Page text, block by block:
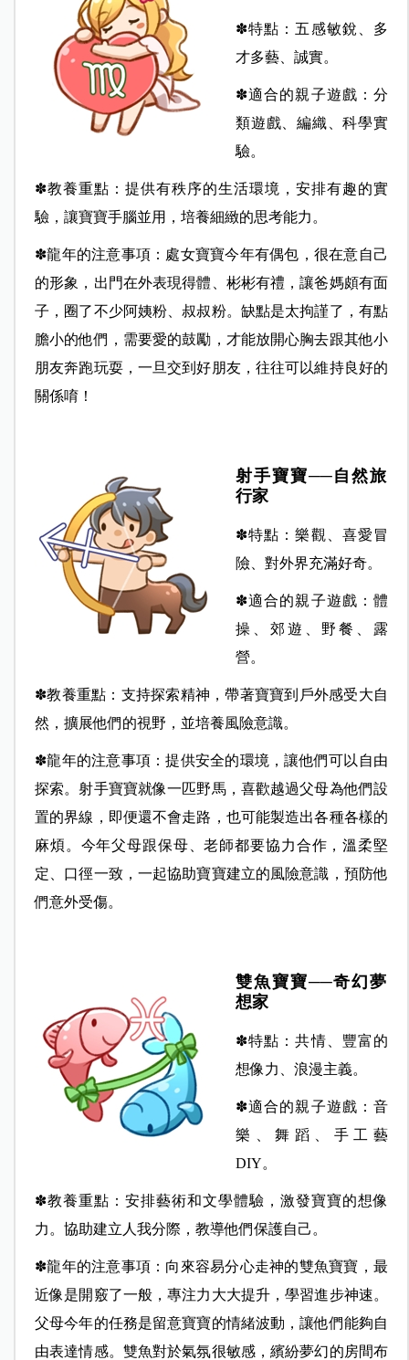
✽特點：五感敏銳、多
才多藝、誠實。
✽適合的親子遊戲：分
類遊戲、編織、科學實
驗。
✽教養重點：提供有秩序的生活環境，安排有趣的實
驗，讓寶寶手腦並用，培養細緻的思考能力。
✽龍年的注意事項：處女寶寶今年有偶包，很在意自己
的形象，出門在外表現得體、彬彬有禮，讓爸媽頗有面
子，圈了不少阿姨粉、叔叔粉。缺點是太拘謹了，有點
膽小的他們，需要愛的鼓勵，才能放開心胸去跟其他小
朋友奔跑玩耍，一旦交到好朋友，往往可以維持良好的
關係唷！
射手寶寶──自然旅
行家
✽特點：樂觀、喜愛冒
險、對外界充滿好奇。
✽適合的親子遊戲：體
操、郊遊、野餐、露
營。
✽教養重點：支持探索精神，帶著寶寶到戶外感受大自
然，擴展他們的視野，並培養風險意識。
✽龍年的注意事項：提供安全的環境，讓他們可以自由
探索。射手寶寶就像一匹野馬，喜歡越過父母為他們設
置的界線，即便還不會走路，也可能製造出各種各樣的
麻煩。今年父母跟保母、老師都要協力合作，溫柔堅
定、口徑一致，一起協助寶寶建立的風險意識，預防他
們意外受傷。
雙魚寶寶──奇幻夢
想家
✽特點：共情、豐富的
想像力、浪漫主義。
✽適合的親子遊戲：音
樂、舞蹈、手工藝
DIY。
✽教養重點：安排藝術和文學體驗，激發寶寶的想像
力。協助建立人我分際，教導他們保護自己。
✽龍年的注意事項：向來容易分心走神的雙魚寶寶，最
近像是開竅了一般，專注力大大提升，學習進步神速。
父母今年的任務是留意寶寶的情緒波動，讓他們能夠自
由表達情感。雙魚對於氣氛很敏感，繽紛夢幻的房間布